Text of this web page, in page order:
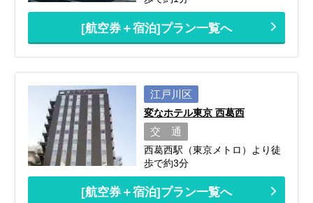
[航空券＋宿泊]プラン一覧へ
江戸川区
変なホテル東京 西葛西
交 通
西葛西駅（東京メトロ）より徒
歩で約3分
[航空券＋宿泊]プラン一覧へ